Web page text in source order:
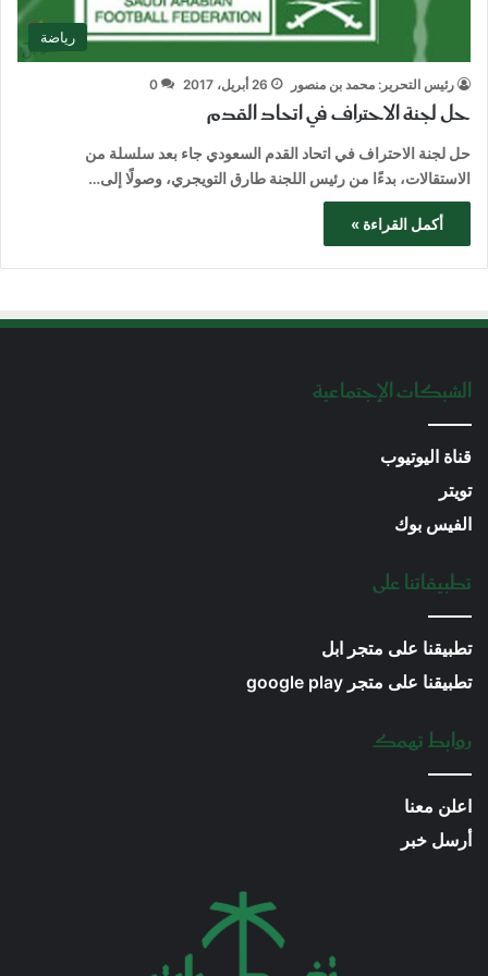
رياضة
رئيس التحرير: محمد بن منصور 26 أبريل، 2017 0
حل لجنة الاحتراف في اتحاد القدم
حل لجنة الاحتراف في اتحاد القدم السعودي جاء بعد سلسلة من
الاستقالات، بدءًا من رئيس اللجنة طارق التويجري، وصولًا إلى…
أكمل القراءة »
الشبكات الإجتماعية
قناة اليوتيوب
تويتر
الفيس بوك
تطبيقاتنا على
تطبيقنا على متجر ابل
تطبيقنا على متجر google play
روابط تهمك
اعلن معنا
أرسل خبر